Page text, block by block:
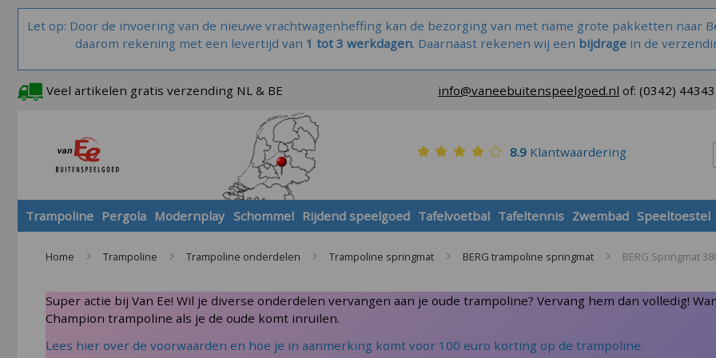
Let op: Door de invoering van de nieuwe vrachtwagenheffing kan de bezorging van met name grote pakketten naar
daarom rekening met een levertijd van 1 tot 3 werkdagen. Daarnaast rekenen wij een bijdragein de
Veel artikelen gratis verzending NL & BE info@vaneebuitenspeelgoed.nl of:(0342)
8.9Klantwaardering
Trampoline Pergola Modernplay Schommel Rijdend speelgoed Tafelvoetbal Tafeltennis Zwembad Speeltoestel
Home Trampoline Trampoline onderdelen Trampoline springmat BERG trampoline springmat BERG Springmat
Super actie bij Van Ee! Wil je diverse onderdelen vervangen aan je oude trampoline? Vervang hem dan volledig!
Champion trampoline als je de oude komt inruilen.
Lees hier over de voorwaarden en hoe je in aanmerking komt voor 100 euro korting op de trampoline.